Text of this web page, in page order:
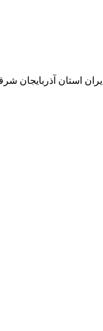
ایران استان آذربایجان